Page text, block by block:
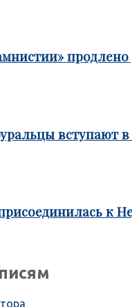
продлено
вступают в
к